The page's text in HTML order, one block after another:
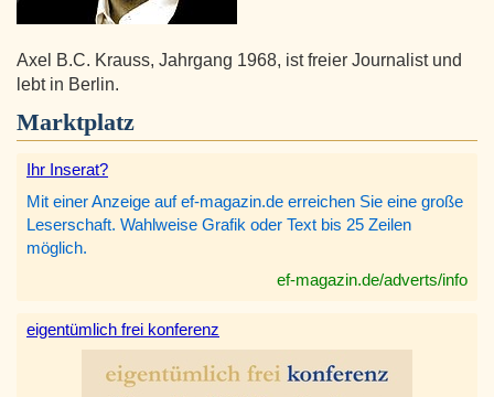
Axel B.C. Krauss, Jahrgang 1968, ist freier Journalist und
lebt in Berlin.
Marktplatz
Ihr Inserat?
Mit einer Anzeige auf ef-magazin.de erreichen Sie eine große
Leserschaft. Wahlweise Grafik oder Text bis 25 Zeilen
möglich.
ef-magazin.de/adverts/info
eigentümlich frei konferenz